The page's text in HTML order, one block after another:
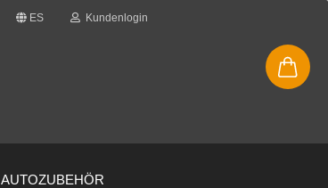
ES Kundenlogin
AUTOZUBEHÖR